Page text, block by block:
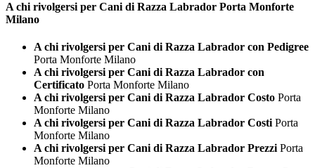
A chi rivolgersi per Cani di Razza Labrador Porta Monforte
Milano
A chi rivolgersi per Cani di Razza Labrador con Pedigree
Porta Monforte Milano
A chi rivolgersi per Cani di Razza Labrador con
Certificato Porta Monforte Milano
A chi rivolgersi per Cani di Razza Labrador Costo Porta
Monforte Milano
A chi rivolgersi per Cani di Razza Labrador CostiPorta
Monforte Milano
A chi rivolgersi per Cani di Razza Labrador PrezziPorta
Monforte Milano